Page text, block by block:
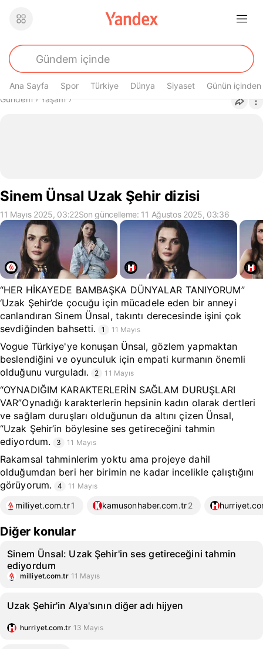
Ana Sayfa Spor Türkiye Dünya Siyaset Günün içinden
Buradasın
Gündem› Yaşam›
Sinem Ünsal Uzak Şehir dizisi
11 Mayıs 2025, 03:22Son güncelleme: 11 Ağustos 2025, 03:36
“HER HİKAYEDE BAMBAŞKA DÜNYALAR TANIYORUM”
‘Uzak Şehir’de çocuğu için mücadele eden bir anneyi
canlandıran Sinem Ünsal, takıntı derecesinde işini çok
sevdiğinden bahsetti.
1 11 Mayıs
Vogue Türkiye'ye konuşan Ünsal, gözlem yapmaktan
beslendiğini ve oyunculuk için empati kurmanın önemli
olduğunu vurguladı.
2 11 Mayıs
“OYNADIĞIM KARAKTERLERİN SAĞLAM DURUŞLARI
VAR”Oynadığı karakterlerin hepsinin kadın olarak dertleri
ve sağlam duruşları olduğunun da altını çizen Ünsal,
“Uzak Şehir’in böylesine ses getireceğini tahmin
ediyordum.
3 11 Mayıs
Rakamsal tahminlerim yoktu ama projeye dahil
olduğumdan beri her birimin ne kadar incelikle çalıştığını
görüyorum.
4 11 Mayıs
milliyet.com.tr1 kamusonhaber.com.tr2
Diğer konular
Sinem Ünsal: Uzak Şehir'in ses getireceğini tahmin
ediyordum
milliyet.com.tr 11 Mayıs
Uzak Şehir'in Alya'sının diğer adı hijyen
hurriyet.com.tr 13 Mayıs